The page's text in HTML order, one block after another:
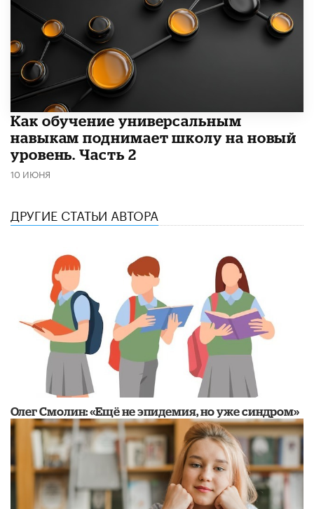
​Как обучение универсальным
навыкам поднимает школу на новый
уровень. Часть 2
10 ИЮНЯ
ДРУГИЕ СТАТЬИ АВТОРА
​Олег Смолин: «Ещё не эпидемия, но уже синдром»